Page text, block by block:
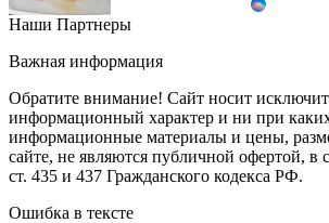
Этот танец невесты
Пересмотрела 10 раз
i
Ролик длится пару
секунд, но вы будете в
шоке от увиденного
Наши Партнеры
Важная информация
Обратите внимание! Сайт носит
информационный характер и ни при
информационные материалы и цены,
сайте, не являются публичной офертой, в
ст. 435 и 437 Гражданского кодекса РФ.
Ошибка в тексте